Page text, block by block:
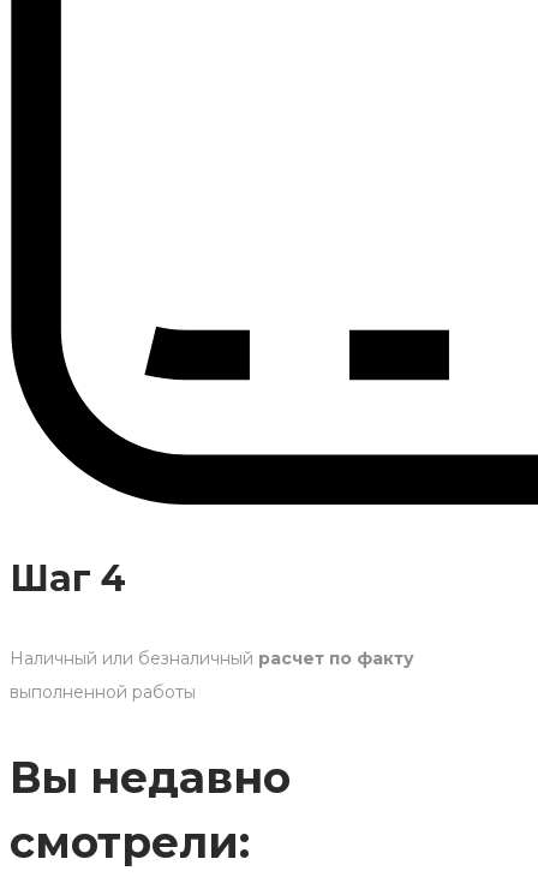
Шаг 4
Наличный или безналичный расчет по факту
выполненной работы
Вы недавно
смотрели: